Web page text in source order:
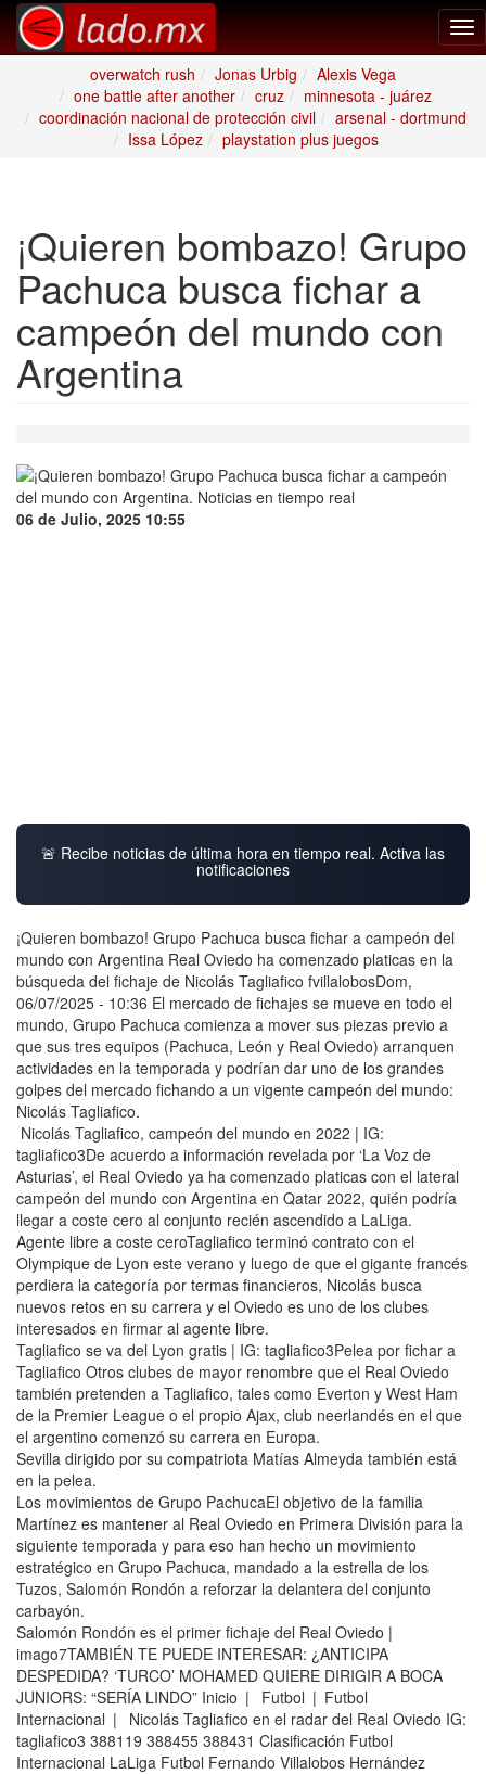
overwatch rush
Jonas Urbig
Alexis Vega
one battle after another
cruz
minnesota - juárez
coordinación nacional de protección civil
arsenal - dortmund
Issa López
playstation plus juegos
¡Quieren bombazo! Grupo
Pachuca busca fichar a
campeón del mundo con
Argentina
06 de Julio, 2025 10:55
🚨 Recibe noticias de última hora en tiempo real. Activa las
notificaciones
¡Quieren bombazo! Grupo Pachuca busca fichar a campeón del
mundo con Argentina Real Oviedo ha comenzado platicas en la
búsqueda del fichaje de Nicolás Tagliafico fvillalobosDom,
06/07/2025 - 10:36 El mercado de fichajes se mueve en todo el
mundo, Grupo Pachuca comienza a mover sus piezas previo a
que sus tres equipos (Pachuca, León y Real Oviedo) arranquen
actividades en la temporada y podrían dar uno de los grandes
golpes del mercado fichando a un vigente campeón del mundo:
Nicolás Tagliafico.
Nicolás Tagliafico, campeón del mundo en 2022 | IG:
tagliafico3De acuerdo a información revelada por ‘La Voz de
Asturias’, el Real Oviedo ya ha comenzado platicas con el lateral
campeón del mundo con Argentina en Qatar 2022, quién podría
llegar a coste cero al conjunto recién ascendido a LaLiga.
Agente libre a coste ceroTagliafico terminó contrato con el
Olympique de Lyon este verano y luego de que el gigante francés
perdiera la categoría por termas financieros, Nicolás busca
nuevos retos en su carrera y el Oviedo es uno de los clubes
interesados en firmar al agente libre.
Tagliafico se va del Lyon gratis | IG: tagliafico3Pelea por fichar a
Tagliafico Otros clubes de mayor renombre que el Real Oviedo
también pretenden a Tagliafico, tales como Everton y West Ham
de la Premier League o el propio Ajax, club neerlandés en el que
el argentino comenzó su carrera en Europa.
Sevilla dirigido por su compatriota Matías Almeyda también está
en la pelea.
Los movimientos de Grupo PachucaEl objetivo de la familia
Martínez es mantener al Real Oviedo en Primera División para la
siguiente temporada y para eso han hecho un movimiento
estratégico en Grupo Pachuca, mandado a la estrella de los
Tuzos, Salomón Rondón a reforzar la delantera del conjunto
carbayón.
Salomón Rondón es el primer fichaje del Real Oviedo |
imago7TAMBIÉN TE PUEDE INTERESAR: ¿ANTICIPA
DESPEDIDA? ‘TURCO’ MOHAMED QUIERE DIRIGIR A BOCA
JUNIORS: “SERÍA LINDO” Inicio | Futbol | Futbol
Internacional | Nicolás Tagliafico en el radar del Real Oviedo IG:
tagliafico3 388119 388455 388431 Clasificación Futbol
Internacional LaLiga Futbol Fernando Villalobos Hernández